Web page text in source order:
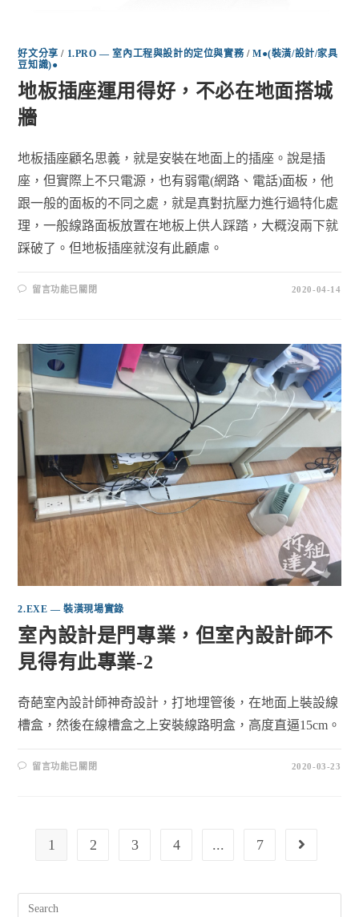
好文分享 / 1.PRO — 室內工程與設計的定位與實務/M●(裝潢/設計/家具
豆知識)●
地板插座運用得好，不必在地面搭城
牆
地板插座顧名思義，就是安裝在地面上的插座。說是插
座，但實際上不只電源，也有弱電(網路、電話)面板，他
跟一般的面板的不同之處，就是真對抗壓力進行過特化處
理，一般線路面板放置在地板上供人踩踏，大概沒兩下就
踩破了。但地板插座就沒有此顧慮。
留言功能已關閉 2020-04-14
2.EXE — 裝潢現場實錄
室內設計是門專業，但室內設計師不
見得有此專業-2
奇葩室內設計師神奇設計，打地埋管後，在地面上裝設線
槽盒，然後在線槽盒之上安裝線路明盒，高度直逼15cm。
留言功能已關閉 2020-03-23
1 2 3 4 ... 7